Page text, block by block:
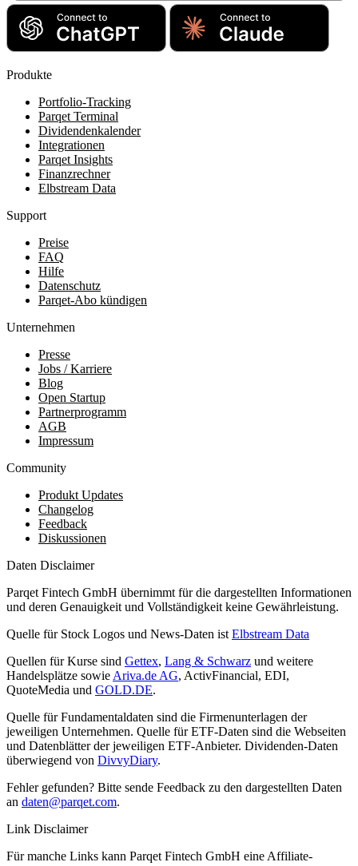
Produkte
Portfolio-Tracking
Parqet Terminal
Dividendenkalender
Integrationen
Parqet Insights
Finanzrechner
Elbstream Data
Support
Preise
FAQ
Hilfe
Datenschutz
Parqet-Abo kündigen
Unternehmen
Presse
Jobs / Karriere
Blog
Open Startup
Partnerprogramm
AGB
Impressum
Community
Produkt Updates
Changelog
Feedback
Diskussionen
Daten Disclaimer
Parqet Fintech GmbH übernimmt für die dargestellten Informationen
und deren Genauigkeit und Vollständigkeit keine Gewährleistung.
Quelle für Stock Logos und News-Daten ist Elbstream Data
Quellen für Kurse sind Gettex, Lang & Schwarz und weitere
Handelsplätze sowie Ariva.de AG, ActivFinancial, EDI,
QuoteMedia und GOLD.DE.
Quelle für Fundamentaldaten sind die Firmenunterlagen der
jeweiligen Unternehmen. Quelle für ETF-Daten sind die Webseiten
und Datenblätter der jeweiligen ETF-Anbieter. Dividenden-Daten
überwiegend von DivvyDiary.
Fehler gefunden? Bitte sende Feedback zu den dargestellten Daten
an daten@parqet.com.
Link Disclaimer
Für manche Links kann Parqet Fintech GmbH eine Affiliate-